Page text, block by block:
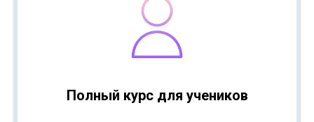
Полный курс для учеников